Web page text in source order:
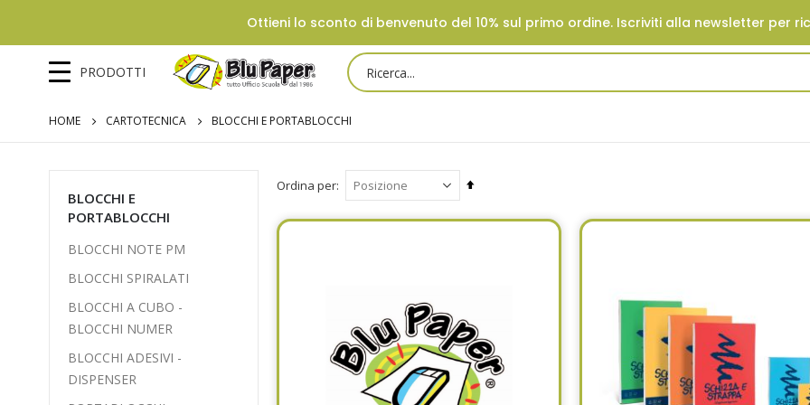
Ottieni lo sconto di benvenuto del 10% sul primo ordine. Iscriviti alla newsletter per
PRODOTTI
HOME CARTOTECNICA BLOCCHI E PORTABLOCCHI
Ordina per
Set
BLOCCHI E
PORTABLOCCHI
BLOCCHI NOTE PM
BLOCCHI SPIRALATI
BLOCCHI A CUBO -
BLOCCHI NUMER
BLOCCHI ADESIVI -
DISPENSER